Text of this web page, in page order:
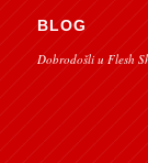
BLOG
Dobrodošli u Flesh